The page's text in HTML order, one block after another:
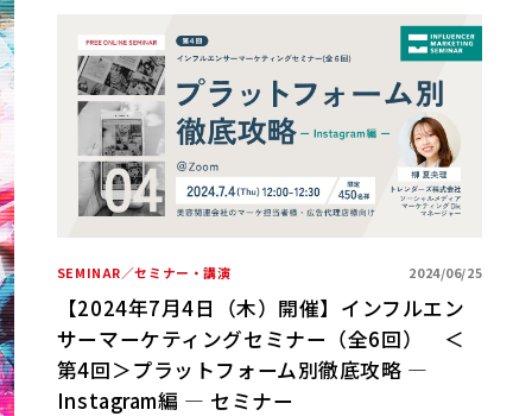
SEMINAR／セミナー・講演 2024/06/25
【2024年7月4日（木）開催】インフルエン
サーマーケティングセミナー（全6回） ＜
第4回＞プラットフォーム別徹底攻略 ―
Instagram編 ― セミナー